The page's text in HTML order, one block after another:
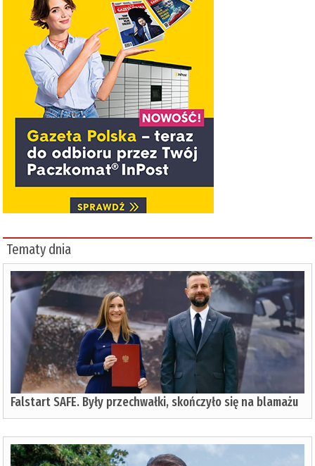
Tematy dnia
Falstart SAFE. Były przechwałki, skończyło się na blamażu